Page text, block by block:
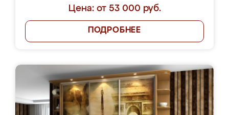
Цена: от 53 000 руб.
ПОДРОБНЕЕ